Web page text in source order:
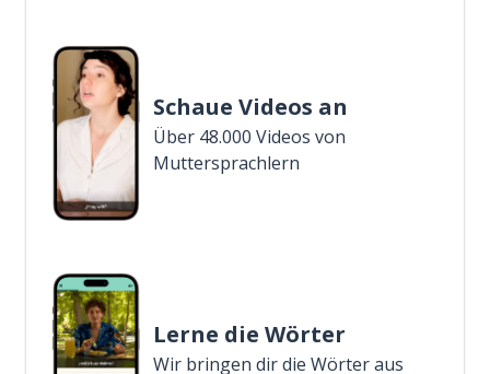
Schaue Videos an
Über 48.000 Videos von
Muttersprachlern
Lerne die Wörter
Wir bringen dir die Wörter aus